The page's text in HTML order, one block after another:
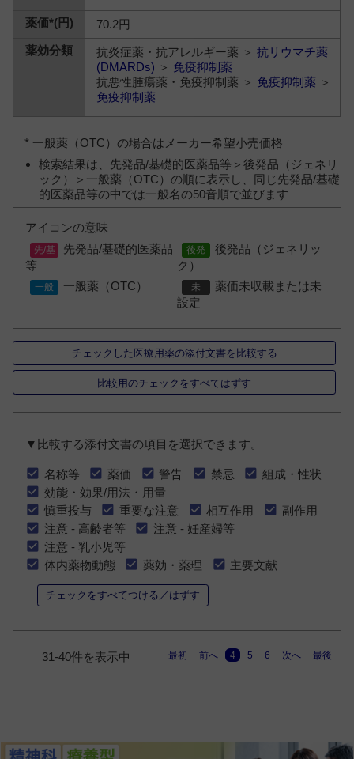
70.2円
抗炎症薬・抗アレルギー薬 ＞抗リウマチ薬
(DMARDs) ＞ 免疫抑制薬
抗悪性腫瘍薬・免疫抑制薬 ＞ 免疫抑制薬 ＞
免疫抑制薬
* 一般薬（OTC）の場合はメーカー希望小売価格
検索結果は、先発品/基礎的医薬品等＞後発品（ジェネリ
ック）＞一般薬（OTC）の順に表示し、同じ先発品/基礎
的医薬品等の中では一般名の50音順で並びます
アイコンの意味
先発品/基礎的医薬品
等
後発品（ジェネリッ
ク）
一般薬（OTC）
薬価未収載または未
設定
チェックした医療用薬の添付文書を比較する
比較用のチェックをすべてはずす
▼比較する添付文書の項目を選択できます。
名称等 薬価 警告 禁忌
組成・性状
効能・効果/用法・用量
慎重投与
重要な注意 相互作用
副作用
注意 - 高齢者等
注意 - 妊産婦等
注意 - 乳小児等
体内薬物動態
薬効・薬理 主要文献
チェックをすべてつける／はずす
31-40件を表示中 最初 前へ 4 5 6 次へ 最後